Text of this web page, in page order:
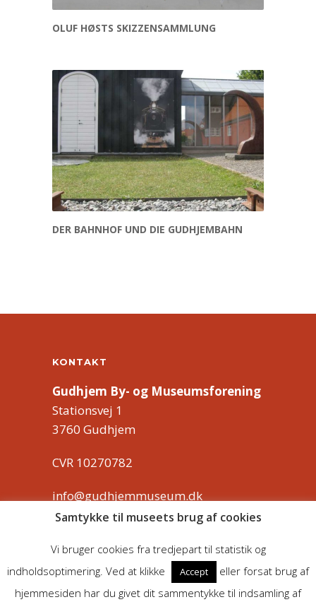
OLUF HØSTS SKIZZENSAMMLUNG
DER BAHNHOF UND DIE GUDHJEMBAHN
KONTAKT
Gudhjem By- og Museumsforening
Stationsvej 1
3760 Gudhjem
CVR 10270782
info@gudhjemmuseum.dk
Über uns
Samtykke til museets brug af cookies
Vi bruger cookies fra tredjepart til statistik og
indholdsoptimering. Ved at klikke
Accept
eller forsat brug af
hjemmesiden har du givet dit sammentykke til indsamling af